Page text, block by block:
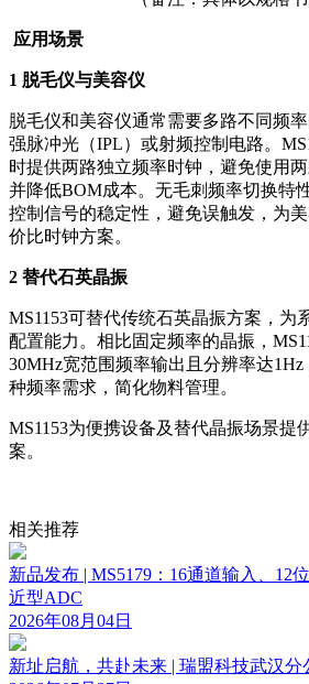
应用场景
1 脱毛仪与美容仪
脱毛仪和美容仪通常需要多路不同频
强脉冲光（IPL）或射频控制电路。
时提供两路独立频率时钟，避免使用
并降低BOM成本。无毛刺频率切换特
控制信号的稳定性，避免误触发，为
价比时钟方案。
2 替代石英晶振
MS1153可替代传统石英晶振方案，为
配置能力。相比固定频率的晶振，
30MHz宽范围频率输出且分辨率达
种频率需求，简化物料管理。
MS1153为便携设备及替代晶振场景提
案。
相关推荐
新品发布 | MS5179：16通道输入、12
近型ADC
2026年08月04日
新址启航，共赴未来 | 瑞盟科技武汉分